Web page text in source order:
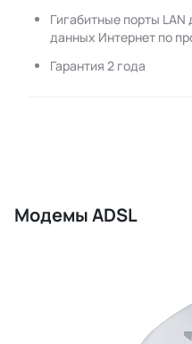
Гигабитные порты
данных Интернет по
Гарантия 2 года
Модемы ADSL